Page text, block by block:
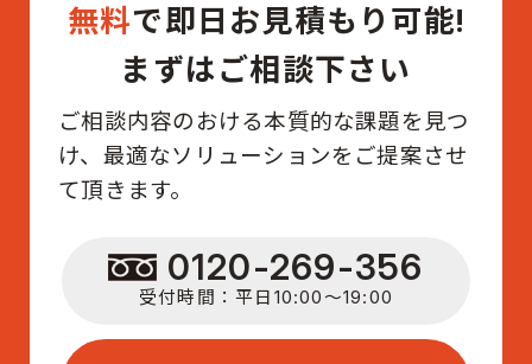
無料で即日お見積もり可能!
まずはご相談下さい
ご相談内容のおける本質的な課題を見つ
け、最適なソリューションをご提案させ
て頂きます。
0120-269-356
受付時間：平日10:00〜19:00